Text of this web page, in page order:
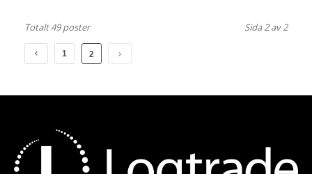
Totalt 49 poster Sida 2 av 2
1 2